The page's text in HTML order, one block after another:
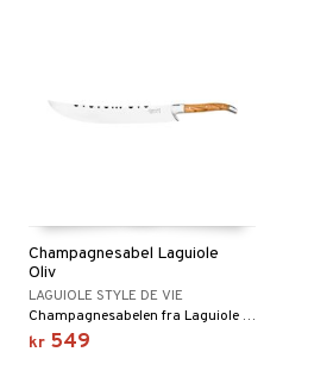
Champagnesabel Laguiole
Oliv
LAGUIOLE STYLE DE VIE
Champagnesabelen fra Laguiole Style de Vie gjør champagneåpningen til en fest!
kr 549